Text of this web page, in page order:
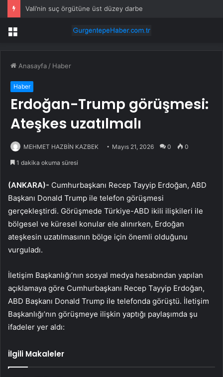
Vali’nin suç örgütüne üst düzey darbe
Menü
Anasayfa / Haber
Haber
Erdoğan-Trump görüşmesi:
Ateşkes uzatılmalı
MEHMET HAZBİN KAZBEK Mayıs 21, 2026 0 0
1 dakika okuma süresi
(ANKARA)- Cumhurbaşkanı Recep Tayyip Erdoğan, ABD
Başkanı Donald Trump ile telefon görüşmesi
gerçekleştirdi. Görüşmede Türkiye-ABD ikili ilişkileri ile
bölgesel ve küresel konular ele alınırken, Erdoğan
ateşkesin uzatılmasının bölge için önemli olduğunu
vurguladı.
İletişim Başkanlığı’nın sosyal medya hesabından yapılan
açıklamaya göre Cumhurbaşkanı Recep Tayyip Erdoğan,
ABD Başkanı Donald Trump ile telefonda görüştü. İletişim
Başkanlığı’nın görüşmeye ilişkin yaptığı paylaşımda şu
ifadeler yer aldı:
İlgili Makaleler